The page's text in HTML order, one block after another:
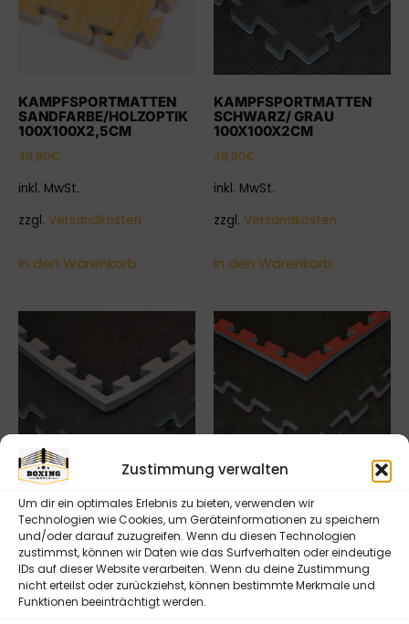
Zustimmung verwalten
Um dir ein optimales Erlebnis zu bieten, verwenden wir
Technologien wie Cookies, um Geräteinformationen zu speichern
und/oder darauf zuzugreifen. Wenn du diesen Technologien
zustimmst, können wir Daten wie das Surfverhalten oder eindeutige
IDs auf dieser Website verarbeiten. Wenn du deine Zustimmung
nicht erteilst oder zurückziehst, können bestimmte Merkmale und
Funktionen beeinträchtigt werden.
KAMPFSPORTMATTEN
SANDFARBE/HOLZOPTIK
100X100X2,5CM
49,90€
inkl. MwSt.
zzgl. Versandkosten
In den Warenkorb
KAMPFSPORTMATTEN
SCHWARZ/ GRAU
100X100X2CM
40,90€
inkl. MwSt.
zzgl. Versandkosten
In den Warenkorb
KAMPFSPORTMATTEN
SCHWARZ/ GRAU
100X100X4CM
74,90€
inkl. MwSt.
KAMPFSPORTMATTEN
SCHWARZ/ ROT
100X100X2CM
40,90€